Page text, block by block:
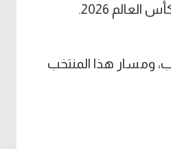
ومسار هذا المنتخب